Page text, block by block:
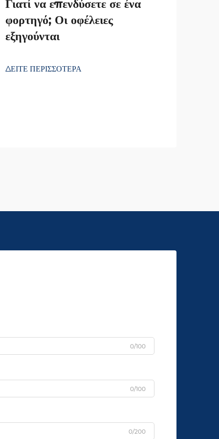
Γιατί να επενδύσετε σε ένα
φορτηγό; Οι οφέλειες
εξηγούνται
ΔΕΙΤΕ ΠΕΡΙΣΣΟΤΕΡΑ
0/100
0/100
0/200